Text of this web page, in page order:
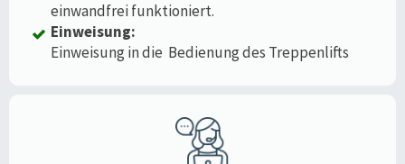
einwandfrei funktioniert.
Einweisung:
Einweisung in die Bedienung des Treppenlifts